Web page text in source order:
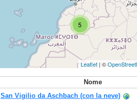
5
Leaflet | ©
Nome
San Vigilio da Aschbach (con la neve)